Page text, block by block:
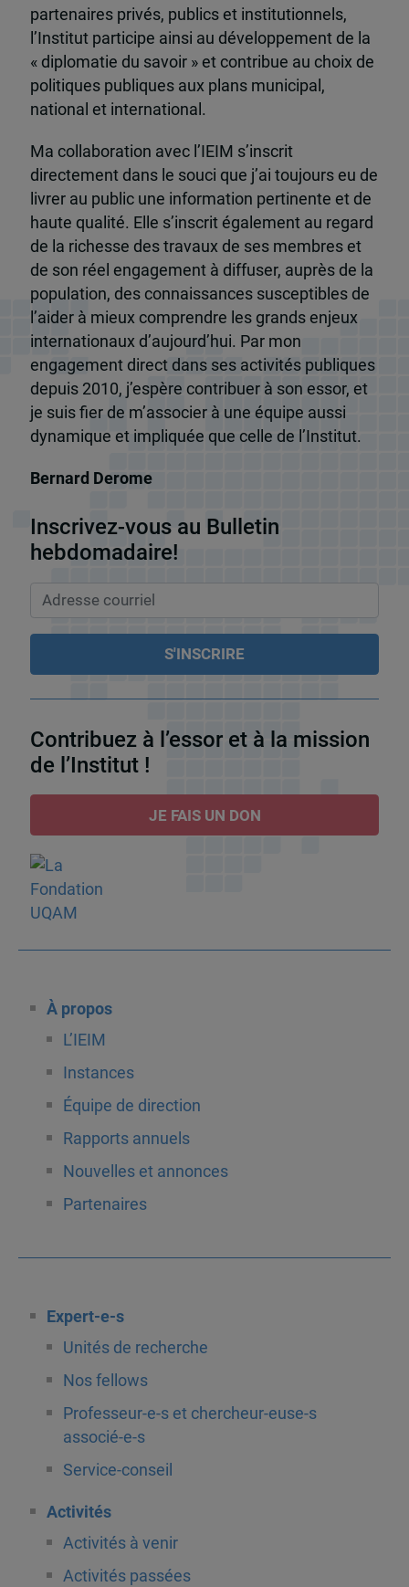
partenaires privés, publics et institutionnels,
l’Institut participe ainsi au développement de la
« diplomatie du savoir » et contribue au choix de
politiques publiques aux plans municipal,
national et international.
Ma collaboration avec l’IEIM s’inscrit
directement dans le souci que j’ai toujours eu de
livrer au public une information pertinente et de
haute qualité. Elle s’inscrit également au regard
de la richesse des travaux de ses membres et
de son réel engagement à diffuser, auprès de la
population, des connaissances susceptibles de
l’aider à mieux comprendre les grands enjeux
internationaux d’aujourd’hui. Par mon
engagement direct dans ses activités publiques
depuis 2010, j’espère contribuer à son essor, et
je suis fier de m’associer à une équipe aussi
dynamique et impliquée que celle de l’Institut.
Bernard Derome
Inscrivez-vous au Bulletin
hebdomadaire!
Contribuez à l’essor et à la mission
de l’Institut !
JE FAIS UN DON
À propos
L’IEIM
Instances
Équipe de direction
Rapports annuels
Nouvelles et annonces
Partenaires
Expert-e-s
Unités de recherche
Nos fellows
Professeur-e-s et chercheur-euse-s
associé-e-s
Service-conseil
Activités
Activités à venir
Activités passées